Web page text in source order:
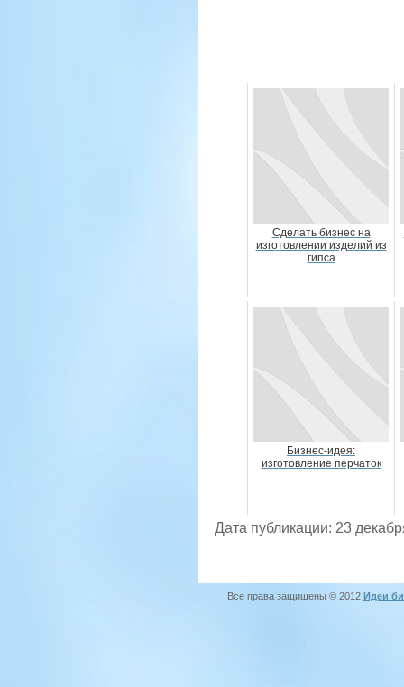
Сделать бизнес на
изготовлении изделий из
гипса
Бизнес-идея:
изготовление перчаток
Дата публикации: 23
Все права защищены © 2012 Идеи